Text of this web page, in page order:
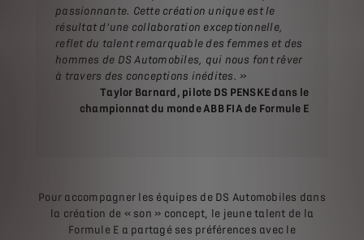
passionnante. Cette création unique est le
résultat d’une collaboration exceptionnelle,
reflet du talent remarquable des femmes et des
hommes de DS Automobiles, qui nous font rêver
à travers des conceptions inédites. »
Taylor Barnard, pilote DS PENSKE dans le
championnat du monde ABB FIA de Formule E
Pour accompagner les équipes de DS Automobiles dans
la création de « son » concept, le jeune talent de la
Formule E a partagé ses préférences avec le